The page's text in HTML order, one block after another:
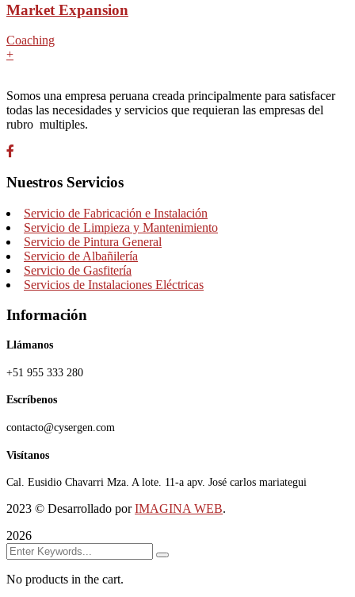
Market Expansion
Coaching
+
Somos una empresa peruana creada principalmente para satisfacer
todas las necesidades y servicios que requieran las empresas del
rubro multiples.
Nuestros Servicios
Servicio de Fabricación e Instalación
Servicio de Limpieza y Mantenimiento
Servicio de Pintura General
Servicio de Albañilería
Servicio de Gasfitería
Servicios de Instalaciones Eléctricas
Información
Llámanos
+51 955 333 280
Escríbenos
contacto@cysergen.com
Visítanos
Cal. Eusidio Chavarri Mza. A lote. 11-a apv. José carlos mariategui
2023 © Desarrollado porIMAGINA WEB.
2026
No products in the cart.